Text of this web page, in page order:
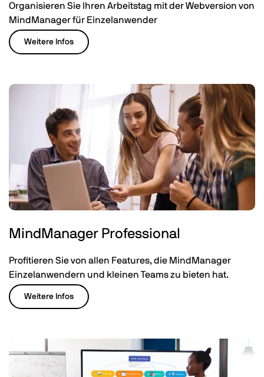
Organisieren Sie Ihren Arbeitstag mit der Webversion von
MindManager für Einzelanwender
Weitere Infos
MindManager Professional
Profitieren Sie von allen Features, die MindManager
Einzelanwendern und kleinen Teams zu bieten hat.
Weitere Infos